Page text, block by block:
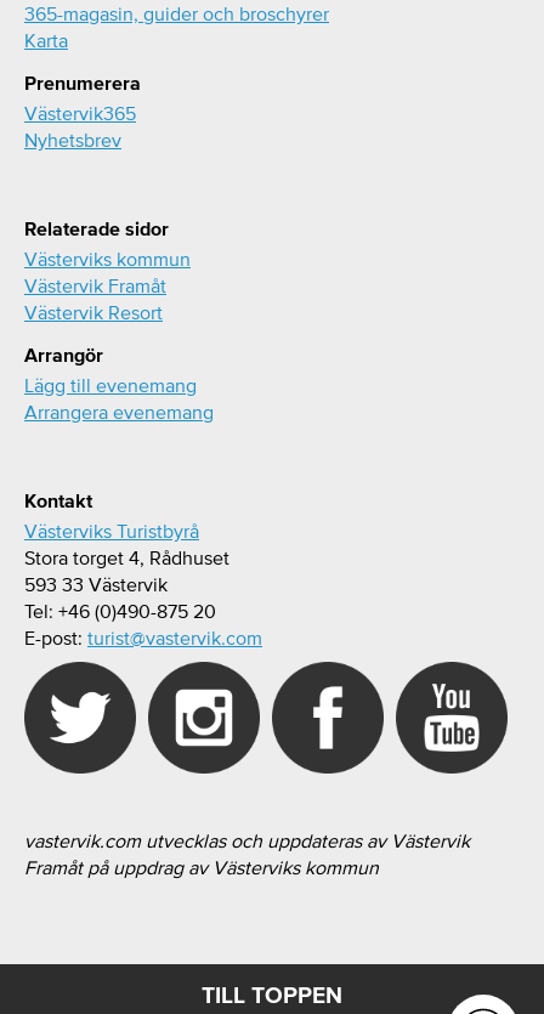
365-magasin, guider och broschyrer
Karta
Prenumerera
Västervik365
Nyhetsbrev
Relaterade sidor
Västerviks kommun
Västervik Framåt
Västervik Resort
Arrangör
Lägg till evenemang
Arrangera evenemang
Kontakt
Västerviks Turistbyrå
Stora torget 4, Rådhuset
593 33 Västervik
Tel: +46 (0)490-875 20
E-post: turist@vastervik.com
vastervik.com utvecklas och uppdateras av Västervik
Framåt på uppdrag av Västerviks kommun
TILL TOPPEN